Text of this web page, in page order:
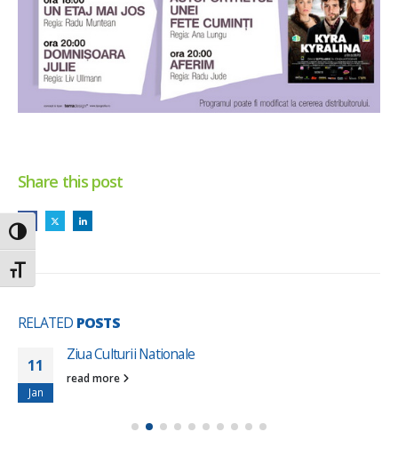
Toggle High Contrast
Toggle Font size
Share this post
RELATED POSTS
11
Jan
Ziua Culturii Nationale
read more